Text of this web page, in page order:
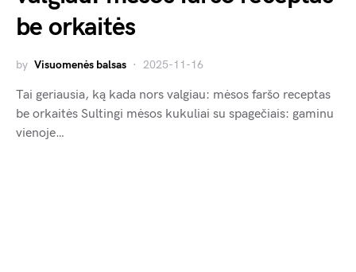
be orkaitės
by Visuomenės balsas 2025-11-16
Tai geriausia, ką kada nors valgiau: mėsos faršo receptas
be orkaitės Sultingi mėsos kukuliai su spagečiais: gaminu
vienoje…